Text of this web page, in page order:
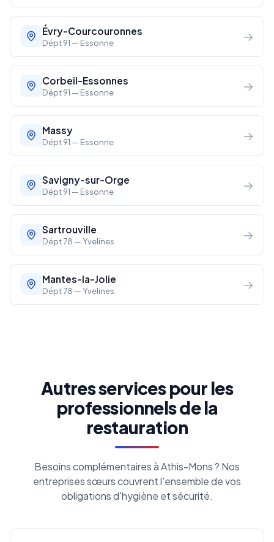
Évry-Courcouronnes
Dépt 91 — Essonne →
Corbeil-Essonnes
Dépt 91 — Essonne →
Massy
Dépt 91 — Essonne →
Savigny-sur-Orge
Dépt 91 — Essonne →
Sartrouville
Dépt 78 — Yvelines →
Mantes-la-Jolie
Dépt 78 — Yvelines →
Autres services pour les
professionnels de la
restauration
Besoins complémentaires à Athis-Mons ? Nos
entreprises sœurs couvrent l'ensemble de vos
obligations d'hygiène et sécurité.